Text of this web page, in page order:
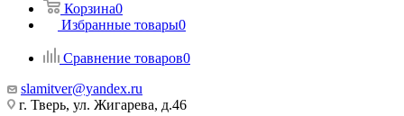
Корзина0
Избранные товары0
Сравнение товаров0
slamitver@yandex.ru
г. Тверь, ул. Жигарева, д.46